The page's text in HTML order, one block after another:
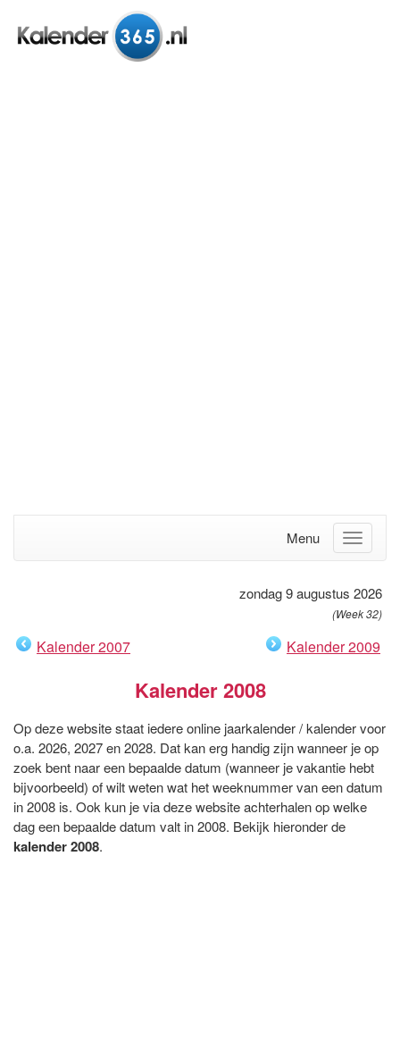
Menu
zondag 9 augustus 2026
(Week 32)
Kalender 2007 Kalender 2009
Kalender 2008
Op deze website staat iedere online jaarkalender / kalender voor
o.a. 2026, 2027 en 2028. Dat kan erg handig zijn wanneer je op
zoek bent naar een bepaalde datum (wanneer je vakantie hebt
bijvoorbeeld) of wilt weten wat het weeknummer van een datum
in 2008 is. Ook kun je via deze website achterhalen op welke
dag een bepaalde datum valt in 2008. Bekijk hieronder de
kalender 2008.